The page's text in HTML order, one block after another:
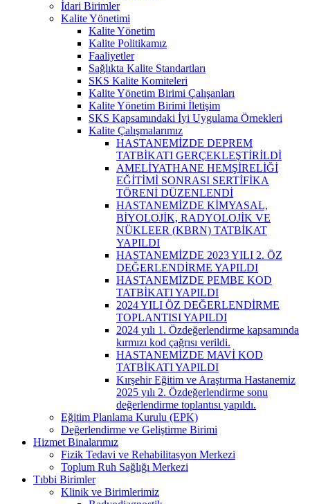
İdari Birimler
Kalite Yönetimi
Kalite Yönetim
Kalite Politikamız
Faaliyetler
Sağlıkta Kalite Standartları
SKS Kalite Komiteleri
Kalite Yönetim Birimi Çalışanları
Kalite Yönetim Birimi İletişim
SKS Kapsamındaki İyi Uygulama Örnekleri
Kalite Çalışmalarımız
HASTANEMİZDE DEPREM
TATBİKATI GERÇEKLEŞTİRİLDİ
AMELİYATHANE HEMŞİRELİĞİ
EĞİTİMİ SONRASI SERTİFİKA
TÖRENİ DÜZENLENDİ
HASTANEMİZDE KİMYASAL,
BİYOLOJİK, RADYOLOJİK VE
NÜKLEER (KBRN) TATBİKAT
YAPILDI
HASTANEMİZDE 2023 YILI 2. ÖZ
DEĞERLENDİRME YAPILDI
HASTANEMİZDE PEMBE KOD
TATBİKATI YAPILDI
2024 YILI ÖZ DEĞERLENDİRME
TOPLANTISI YAPILDI
2024 yılı 1. Özdeğerlendirme kapsamında
kırmızı kod çağrısı verildi.
HASTANEMİZDE MAVİ KOD
TATBİKATI YAPILDI
Kırşehir Eğitim ve Araştırma Hastanemiz
2025 yılı 2. Özdeğerlendirme sonu
değerlendirme toplantısı yapıldı.
Eğitim Planlama Kurulu (EPK)
Değerlendirme ve Geliştirme Birimi
Hizmet Binalarımız
Fizik Tedavi ve Rehabilitasyon Merkezi
Toplum Ruh Sağlığı Merkezi
Tıbbi Birimler
Klinik ve Birimlerimiz